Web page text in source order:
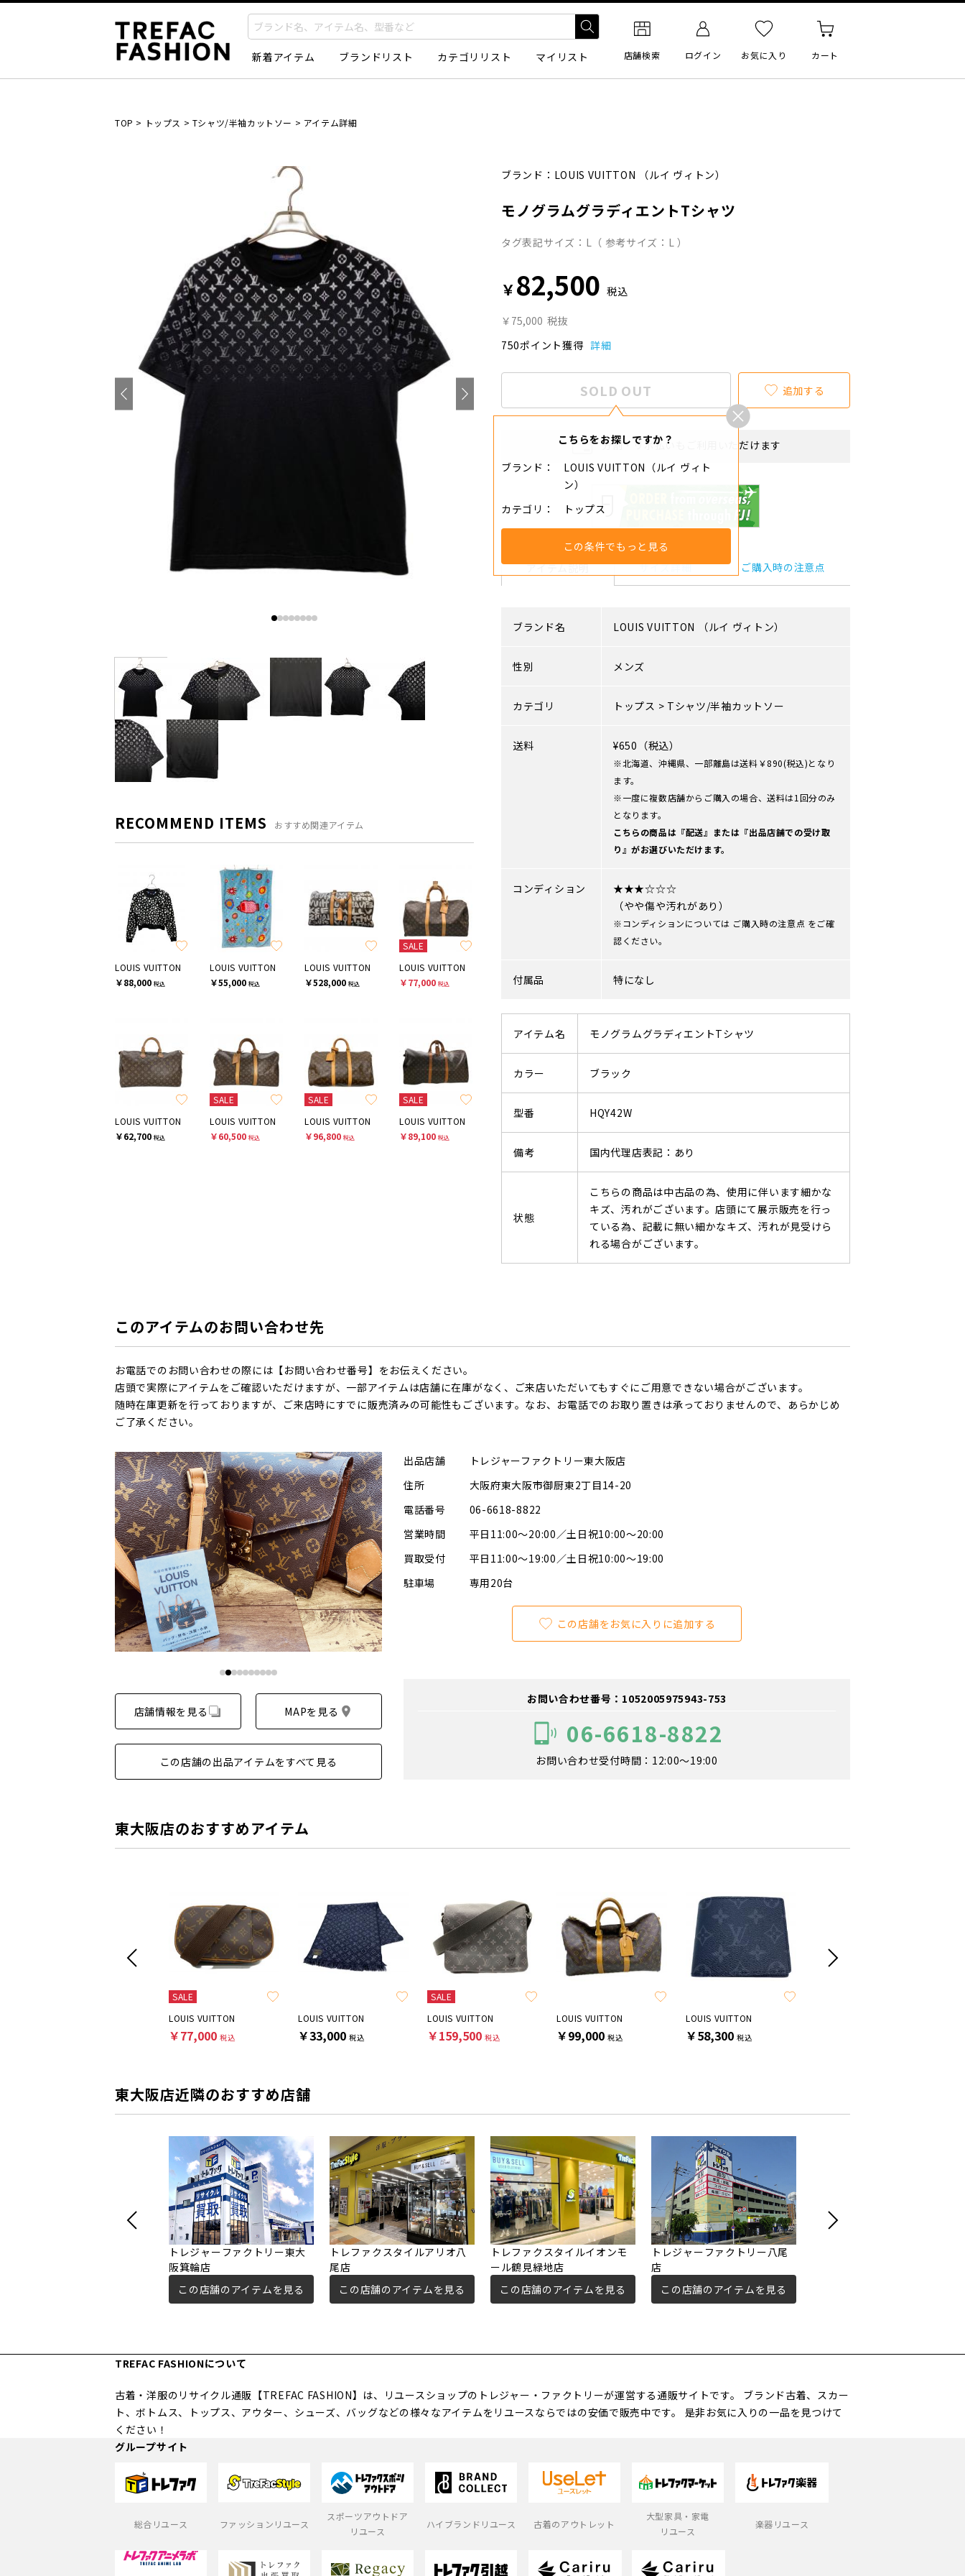
新着アイテム ブランドリスト カテゴリリスト マイリスト 店舗検索 ログイン お気に入り カート
TOP > トップス > Tシャツ/半袖カットソー > アイテム詳細
RECOMMEND ITEMS おすすめ関連アイテム
LOUIS VUITTON
￥88,000 税込
LOUIS VUITTON
￥55,000 税込
LOUIS VUITTON
￥528,000 税込
SALE
LOUIS VUITTON
￥77,000 税込
LOUIS VUITTON
￥62,700 税込
SALE
LOUIS VUITTON
￥60,500 税込
SALE
LOUIS VUITTON
￥96,800 税込
SALE
LOUIS VUITTON
￥89,100 税込
ブランド： LOUIS VUITTON （ルイ ヴィトン）
モノグラムグラディエントTシャツ
タグ表記サイズ：L（ 参考サイズ：L ）
￥82,500 税込
￥75,000 税抜
750ポイント獲得 詳細
SOLD OUT
こちらをお探しですか？
ブランド
LOUIS VUITTON（ルイ ヴィト
ン）
カテゴリ
トップス
この条件でもっと見る
追加する
分割・リボ払いもご利用いただけます
アイテム説明 サイズ詳細 ご購入時の注意点
ブランド名 LOUIS VUITTON （ルイ ヴィトン）
性別 メンズ
カテゴリ トップス > Tシャツ/半袖カットソー
送料 ¥650（税込）
※北海道、沖縄県、一部離島は送料￥890(税込)となり
ます。
※一度に複数店舗からご購入の場合、送料は1回分のみ
となります。
こちらの商品は『配送』または『出品店舗での受け取
り』がお選びいただけます。
コンディション
★★★☆☆☆
（やや傷や汚れがあり）
※コンディションについては ご購入時の注意点 をご確
認ください。
付属品 特になし
アイテム名 モノグラムグラディエントTシャツ
カラー ブラック
型番 HQY42W
備考 国内代理店表記：あり
状態
こちらの商品は中古品の為、使用に伴います細かな
キズ、汚れがございます。店頭にて展示販売を行っ
ている為、記載に無い細かなキズ、汚れが見受けら
れる場合がございます。
このアイテムのお問い合わせ先
お電話でのお問い合わせの際には【お問い合わせ番号】をお伝えください。
店頭で実際にアイテムをご確認いただけますが、一部アイテムは店舗に在庫がなく、ご来店いただいてもすぐにご用意できない場合がございます。
随時在庫更新を行っておりますが、ご来店時にすでに販売済みの可能性もございます。なお、お電話でのお取り置きは承っておりませんので、あらかじめ
ご了承ください。
店舗情報を見る MAPを見る
この店舗の出品アイテムをすべて見る
出品店舗
トレジャーファクトリー東大阪店
住所
大阪府東大阪市御厨東2丁目14-20
電話番号
06-6618-8822
営業時間
平日11:00～20:00／土日祝10:00～20:00
買取受付
平日11:00～19:00／土日祝10:00～19:00
駐車場
専用20台
この店舗をお気に入りに追加する
お問い合わせ番号：1052005975943-753
06-6618-8822
お問い合わせ受付時間：12:00～19:00
東大阪店のおすすめアイテム
SALE
LOUIS VUITTON
￥77,000 税込
LOUIS VUITTON
￥33,000 税込
SALE
LOUIS VUITTON
￥159,500 税込
LOUIS VUITTON
￥99,000 税込
LOUIS VUITTON
￥58,300 税込
東大阪店近隣のおすすめ店舗
トレジャーファクトリー東大
阪箕輪店
この店舗のアイテムを見る
トレファクスタイルアリオ八
尾店
この店舗のアイテムを見る
トレファクスタイルイオンモ
ール鶴見緑地店
この店舗のアイテムを見る
トレジャーファクトリー八尾
店
この店舗のアイテムを見る
TREFAC FASHIONについて
古着・洋服のリサイクル通販【TREFAC FASHION】は、リユースショップのトレジャー・ファクトリーが運営する通販サイトです。 ブランド古着、スカー
ト、ボトムス、トップス、アウター、シューズ、バッグなどの様々なアイテムをリユースならではの安価で販売中です。 是非お気に入りの一品を見つけて
ください！
グループサイト
総合リユース ファッションリユース
スポーツアウトドア
リユース
ハイブランドリユース 古着のアウトレット
大型家具・家電
リユース
楽器リユース